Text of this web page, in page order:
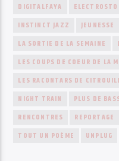
DIGITALFAYA
INSTINCT JAZZ
JEUNESSE
LA SORTIE DE LA SEMAINE
LES COUPS DE COEUR DE LA
LES RACONTARS DE
NIGHT TRAIN
PLUS DE
RENCONTRES
REPORTAGE
TOUT UN POÈME
UNPLUG